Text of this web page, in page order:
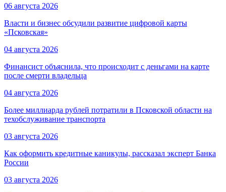
06 августа 2026
Власти и бизнес обсудили развитие цифровой карты
«Псковская»
04 августа 2026
Финансист объяснила, что происходит с деньгами на карте
после смерти владельца
04 августа 2026
Более миллиарда рублей потратили в Псковской области на
техобслуживание транспорта
03 августа 2026
Как оформить кредитные каникулы, рассказал эксперт Банка
России
03 августа 2026